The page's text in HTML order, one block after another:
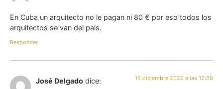
En Cuba un arquitecto no le pagan ni 80 € por eso todos los
arquitectos se van del pais.
Responder
José Delgado dice: 16 diciembre 2022 a las 12:59